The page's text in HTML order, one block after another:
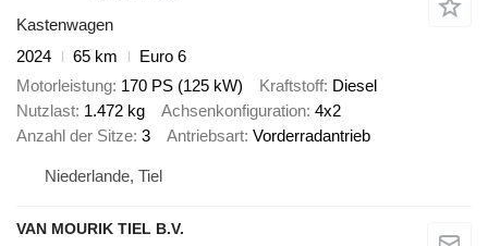
Kastenwagen
2024
65 km
Euro 6
Motorleistung 170 PS (125 kW) Kraftstoff Diesel
Nutzlast 1.472 kg Achsenkonfiguration 4x2
Anzahl der Sitze 3 Antriebsart Vorderradantrieb
Niederlande, Tiel
VAN MOURIK TIEL B.V.